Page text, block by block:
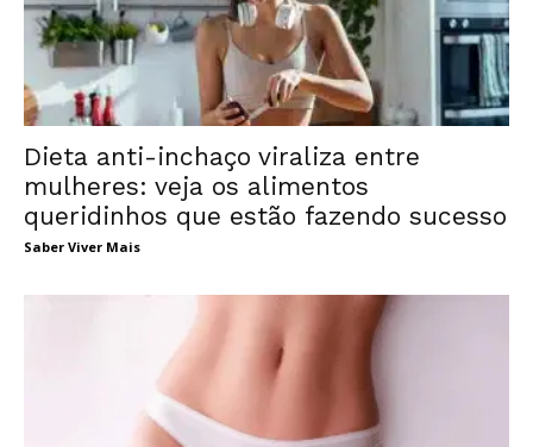
Dieta anti-inchaço viraliza entre
mulheres: veja os alimentos
queridinhos que estão fazendo sucesso
Saber Viver Mais